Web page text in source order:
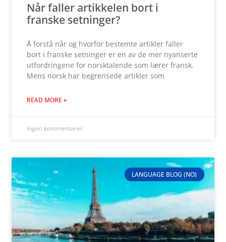
Når faller artikkelen bort i
franske setninger?
Å forstå når og hvorfor bestemte artikler faller
bort i franske setninger er en av de mer nyanserte
utfordringene for norsktalende som lærer fransk.
Mens norsk har begrensede artikler som
READ MORE »
Ingen kommentarer
LANGUAGE BLOG (NO)